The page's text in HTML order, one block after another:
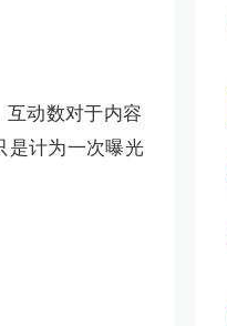
互动数对于内容
是计为一次曝光